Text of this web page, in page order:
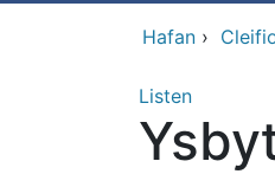
Hafan ›
Listen